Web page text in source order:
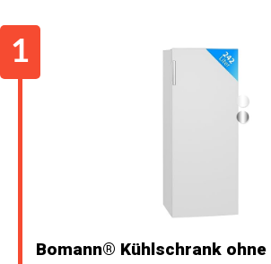
Bomann® Kühlschrank